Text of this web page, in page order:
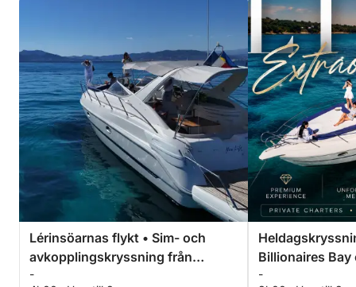
Lérinsöarnas flykt • Sim- och
avkopplingskryssning från
Cannes
-
Billionaires
Mer
-